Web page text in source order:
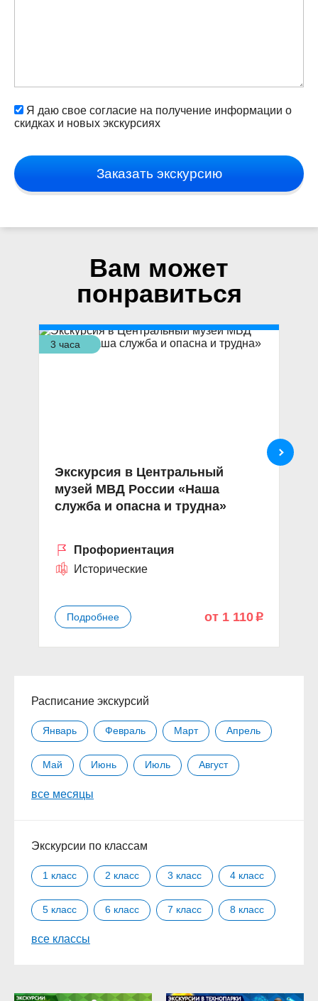
Я даю свое согласие на получение информации о
скидках и новых экскурсиях
Заказать экскурсию
Вам может
понравиться
3 часа
Экскурсия в Центральный
музей МВД России «Наша
служба и опасна и трудна»
Профориентация
Исторические
Подробнее от 1 110 p
Расписание экскурсий
Январь Февраль Март Апрель
Май Июнь Июль Август
Сентябрь
все месяцы
Экскурсии по классам
1 класс 2 класс 3 класс 4 класс
5 класс 6 класс 7 класс 8 класс
9 класс
все классы